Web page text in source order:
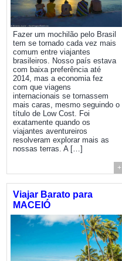
Fazer um mochilão pelo Brasil
tem se tornado cada vez mais
comum entre viajantes
brasileiros. Nosso país estava
com baixa preferência até
2014, mas a economia fez
com que viagens
internacionais se tornassem
mais caras, mesmo seguindo o
título de Low Cost. Foi
exatamente quando os
viajantes aventureiros
resolveram explorar mais as
nossas terras. A […]
+
Viajar Barato para
MACEIÓ